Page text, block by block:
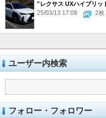
"レクサス UXハイブリッ
25/03/13 17:08
2枚
ユーザー内検索
フォロー・フォロワー